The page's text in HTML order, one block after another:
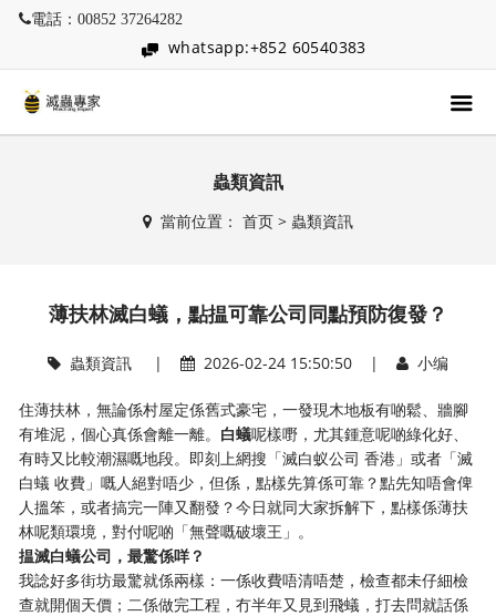
電話：00852 37264282
whatsapp:+852 60540383
蟲類資訊
當前位置： 首页> 蟲類資訊
薄扶林滅白蟻，點揾可靠公司同點預防復發？
蟲類資訊| 2026-02-24 15:50:50 | 小编
住薄扶林，無論係村屋定係舊式豪宅，一發現木地板有啲鬆、牆腳
有堆泥，個心真係會離一離。 白蟻呢樣嘢，尤其鍾意呢啲綠化好、
有時又比較潮濕嘅地段。即刻上網搜「滅白蚁公司 香港」或者「滅
白蟻 收費」嘅人絕對唔少，但係，點樣先算係可靠？點先知唔會俾
人搵笨，或者搞完一陣又翻發？今日就同大家拆解下，點樣係薄扶
林呢類環境，對付呢啲「無聲嘅破壞王」。
揾滅白蟻公司，最驚係咩？
我諗好多街坊最驚就係兩樣：一係收費唔清唔楚，檢查都未仔細檢
查就開個天價；二係做完工程，冇半年又見到飛蟻，打去問就話係